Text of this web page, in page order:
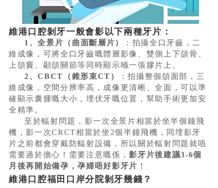
維港口腔剝牙一般會影以下兩種牙片：
1、全景片（曲面斷層片）
：拍攝全口牙齒，二
維成像，可將全口牙齒嘅體層影像、雙側上下頜骨、
上頜竇、顳頜關節等同時顯示喺一張膠片上。
2、CBCT（錐形束CT）
：拍攝整個頜面部，三
維成像，空間分辨率高，成像更清晰、全面，可以準
確顯示囊腫嘅大小，埋伏牙嘅位置，幫助手術更加安
全精準。
至於輻射問題，影一次全景片相當於坐半個鐘飛
機，影一次CRCT相當於坐2個半鐘飛機，同埋影牙
片之前都會穿戴防輻射設備，所以關於輻射問題就唔
需要過於擔心！需要注意嘅係，影牙片後建議3-6個
月後再開始備孕，孕婦唔好影牙片 ！
維港口腔福田口岸分院剝牙幾錢？